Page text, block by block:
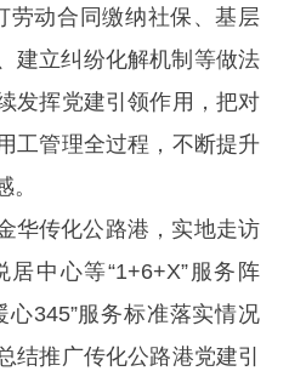
劳动合同缴纳社保、基层
建立纠纷化解机制等做法
发挥党建引领作用，把对
工管理全过程，不断提升
华传化公路港，实地走访
中心等“1+6+X”服务阵
心345”服务标准落实情况
结推广传化公路港党建引